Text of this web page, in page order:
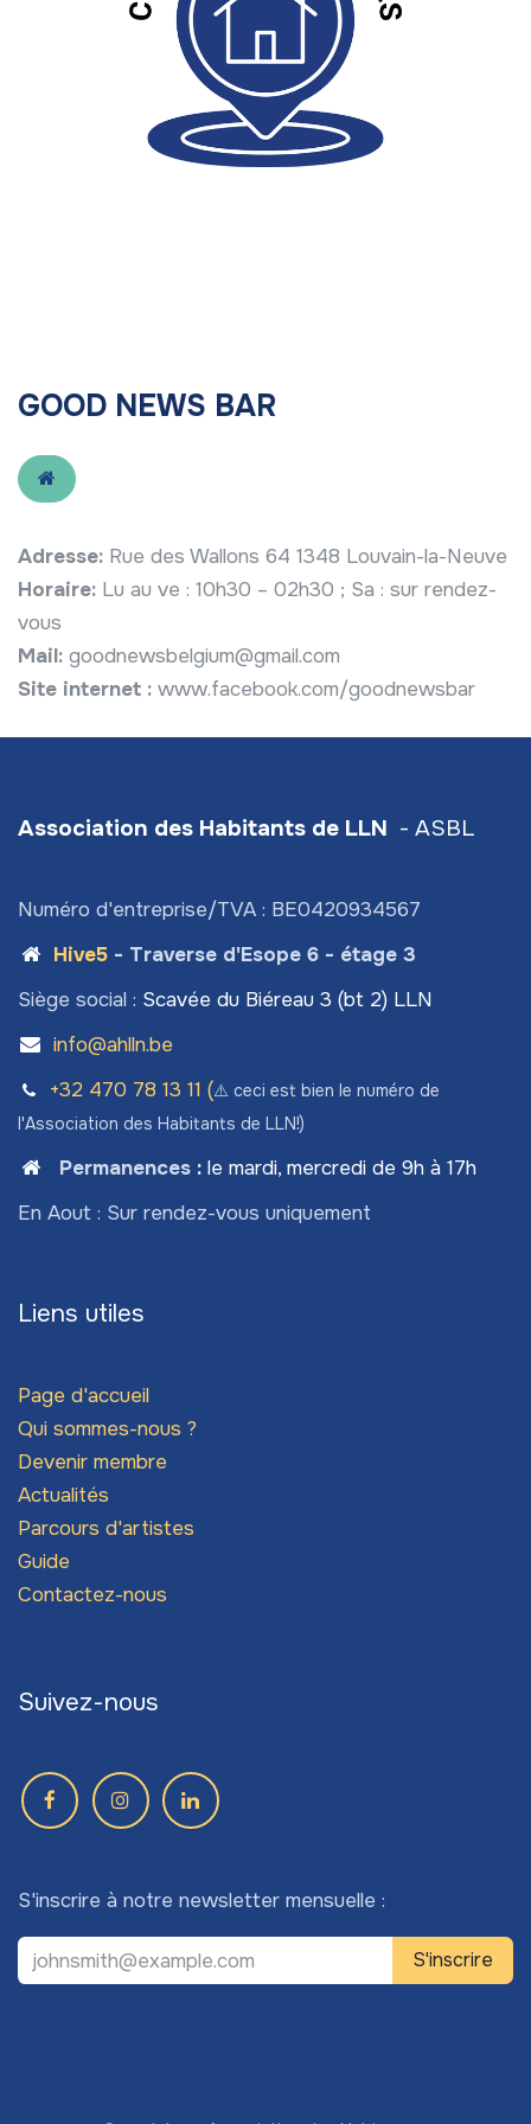
GOOD NEWS BAR
Adresse: Rue des Wallons 64 1348 Louvain-la-Neuve
Horaire: Lu au ve : 10h30 – 02h30 ; Sa : sur rendez-
vous
Mail: goodnewsbelgium@gmail.com
Site internet : www.facebook.com/goodnewsbar
Association des Habitants de LLN - ASBL
Numéro d'entreprise/TVA : BE0420934567
Hive5- Traverse d'Esope 6 - étage 3
Siège social : Scavée du Biéreau 3 (bt 2) LLN
info@ahlln.be
+32 470 78​ 13 11 (⚠️ ceci est bien le numéro de
l'Association des Habitants de LLN!)
Permanences: le mardi, mercredi de 9h à 17h
En Aout : Sur rendez-vous uniquement
Liens utiles
Page d'accueil
Qui sommes-nous ?
Devenir membre
Actualités
Parcours d'artistes
Guide
Contactez-nous
Suivez-nous
S'inscrire à notre newsletter mensuelle :
S'inscrire